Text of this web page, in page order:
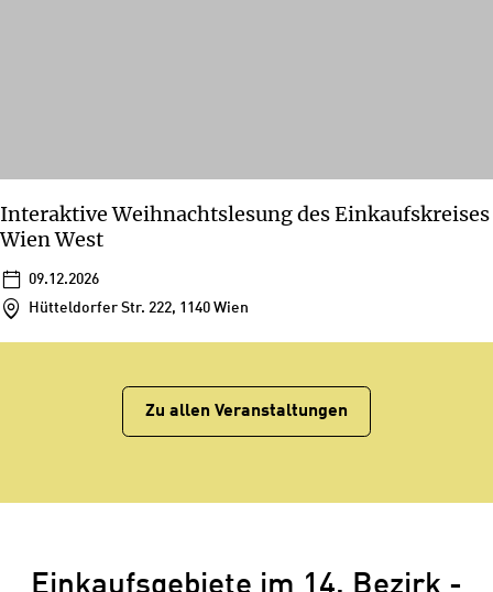
Interaktive Weihnachtslesung des Einkaufskreises
Wien West
09.12.2026
Hütteldorfer Str. 222, 1140 Wien
Zu allen Veranstaltungen